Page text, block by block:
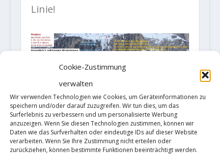
Cookie-Zustimmung
verwalten
Wir verwenden Technologien wie Cookies, um Geräteinformationen zu
speichern und/oder darauf zuzugreifen. Wir tun dies, um das
Surferlebnis zu verbessern und um personalisierte Werbung
anzuzeigen. Wenn Sie diesen Technologien zustimmen, können wir
Daten wie das Surfverhalten oder eindeutige IDs auf dieser Website
verarbeiten. Wenn Sie Ihre Zustimmung nicht erteilen oder
zurückziehen, können bestimmte Funktionen beeinträchtigt werden.
Linie!